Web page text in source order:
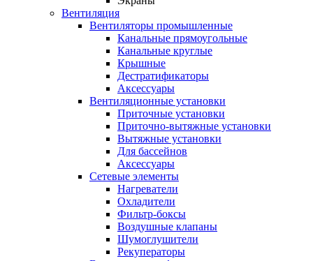
Вентиляция
Вентиляторы промышленные
Канальные прямоугольные
Канальные круглые
Крышные
Дестратификаторы
Аксессуары
Вентиляционные установки
Приточные установки
Приточно-вытяжные установки
Вытяжные установки
Для бассейнов
Аксессуары
Сетевые элементы
Нагреватели
Охладители
Фильтр-боксы
Воздушные клапаны
Шумоглушители
Рекуператоры